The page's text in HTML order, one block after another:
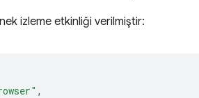
izleme etkinliği verilmiştir:
,